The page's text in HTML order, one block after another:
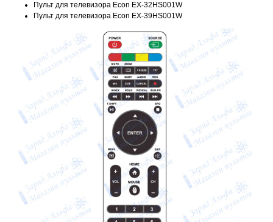
Пульт для телевизора Econ EX-32HS001W
Пульт для телевизора Econ EX-39HS001W